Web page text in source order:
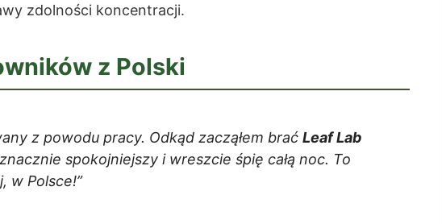
zdolności koncentracji.
z Polski
z powodu pracy. Odkąd zacząłem brać Leaf Lab
spokojniejszy i wreszcie śpię całą noc. To
w Polsce!”